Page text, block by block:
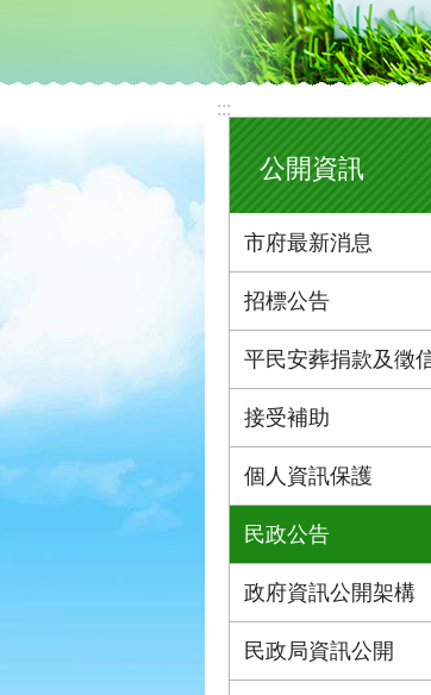
:::
公開資訊
市府最新消息
招標公告
平民安葬捐款及徵
接受補助
個人資訊保護
民政公告
政府資訊公開架構
民政局資訊公開